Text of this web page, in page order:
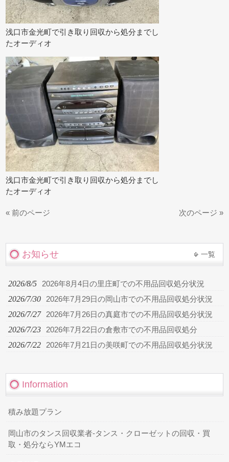
浅口市金光町で引き取り回収から処分までし
たオーディオ
浅口市金光町で引き取り回収から処分までし
たオーディオ
« 前のページ 次のページ »
お知らせ 一覧
2026/8/5 2026年8月4日の里庄町での不用品回収処分状況
2026/7/30 2026年7月29日の岡山市での不用品回収処分状況
2026/7/27 2026年7月26日の真庭市での不用品回収処分状況
2026/7/23 2026年7月22日の倉敷市での不用品回収処分
2026/7/22 2026年7月21日の美咲町での不用品回収処分状況
Information
積み放題プラン
岡山市のタンス回収業者-タンス・クローゼットの回収・買
取・処分ならYMエコ